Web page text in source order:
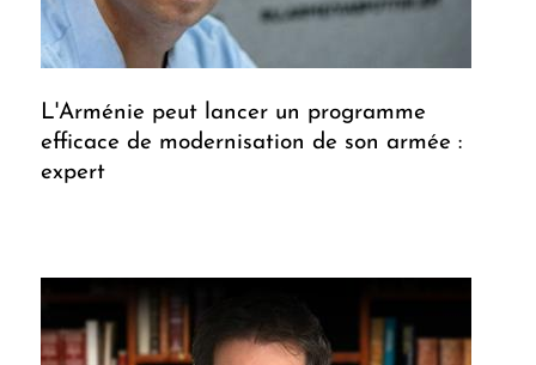
L'Arménie peut lancer un programme
efficace de modernisation de son armée :
expert